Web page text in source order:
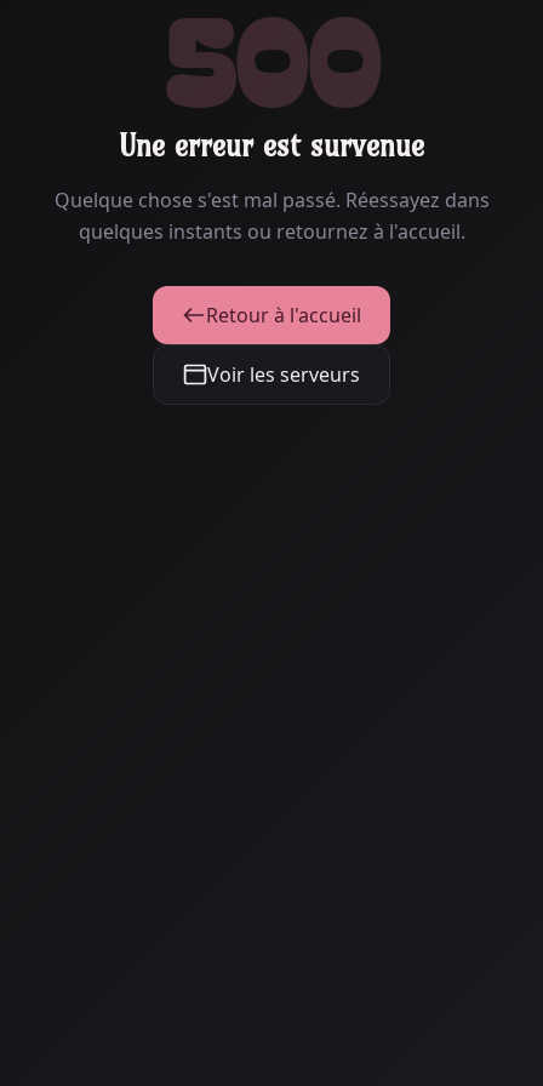
500
Une erreur est survenue
Quelque chose s'est mal passé. Réessayez dans
quelques instants ou retournez à l'accueil.
Retour à l'accueil
Voir les serveurs